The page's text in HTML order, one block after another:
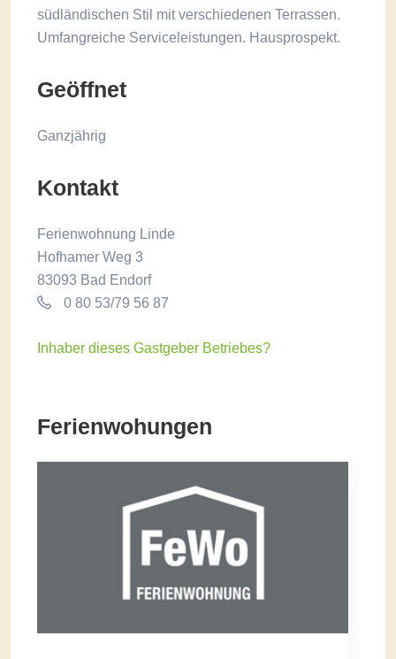
südländischen Stil mit verschiedenen Terrassen.
Umfangreiche Serviceleistungen. Hausprospekt.
Geöffnet
Ganzjährig
Kontakt
Ferienwohnung Linde
Hofhamer Weg 3
83093 Bad Endorf
0 80 53/79 56 87
Inhaber dieses Gastgeber Betriebes?
Ferienwohungen